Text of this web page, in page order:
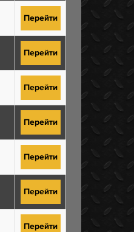
Перейти
Перейти
Перейти
Перейти
Перейти
Перейти
Перейти